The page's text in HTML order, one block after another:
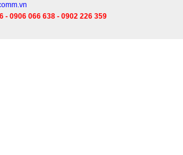
- 0906 066 638 - 0902 226 359